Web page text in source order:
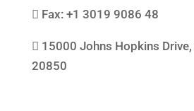
 Fax: +1 3019 9086 48
 15000 Johns Hopkins
20850